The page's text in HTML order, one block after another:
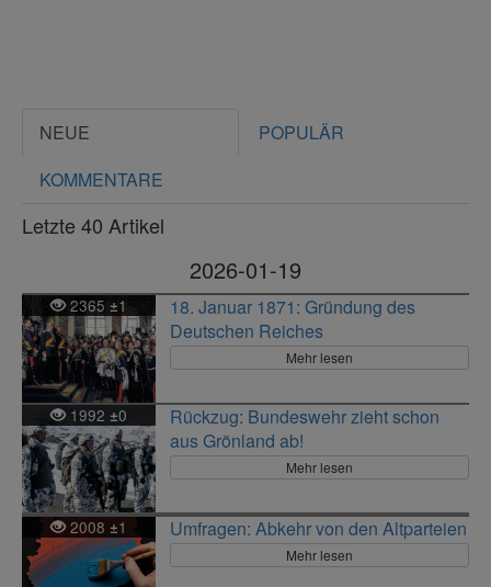
NEUE
POPULÄR
KOMMENTARE
Letzte 40 Artikel
2026-01-19
2365±1
18. Januar 1871: Gründung des
Deutschen Reiches
Mehr lesen
1992 ±0
Rückzug: Bundeswehr zieht schon
aus Grönland ab!
Mehr lesen
2008 ±1 Umfragen: Abkehr von den Altparteien
Mehr lesen